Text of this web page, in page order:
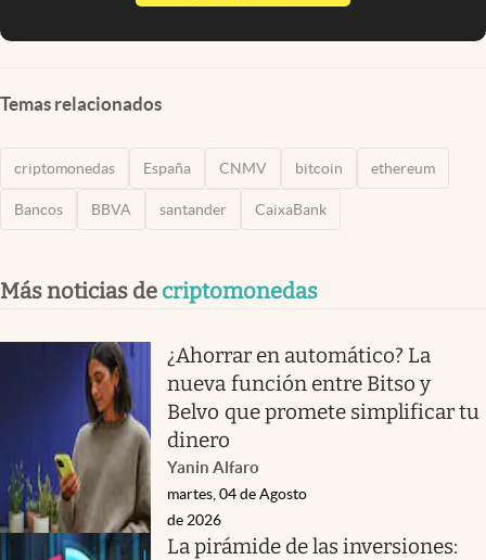
Temas relacionados
criptomonedas España CNMV bitcoin ethereum
Bancos BBVA santander CaixaBank
Más noticias de criptomonedas
¿Ahorrar en automático? La
nueva función entre Bitso y
Belvo que promete simplificar tu
dinero
Yanin Alfaro
martes, 04 de Agosto
de 2026
La pirámide de las inversiones: